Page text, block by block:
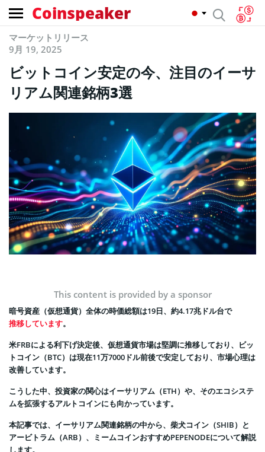
Coinspeaker
マーケットリリース
9月 19, 2025
ビットコイン安定の今、注目のイーサ
リアム関連銘柄3選
This content is provided by a sponsor
暗号資産（仮想通貨）全体の時価総額は19日、約4.17兆ドル台で
推移しています。
米FRBによる利下げ決定後、仮想通貨市場は堅調に推移しており、ビッ
トコイン（BTC）は現在11万7000ドル前後で安定しており、市場心理は
改善しています。
こうした中、投資家の関心はイーサリアム（ETH）や、そのエコシステ
ムを拡張するアルトコインにも向かっています。
本記事では、イーサリアム関連銘柄の中から、柴犬コイン（SHIB）と
アービトラム（ARB）、ミームコインおすすめPEPENODEについて解説
します。